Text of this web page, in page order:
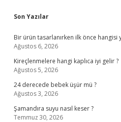
Sidebar
Son Yazılar
Bir ürün tasarlanırken ilk önce hangisi
Ağustos 6, 2026
Kireçlenmelere hangi kaplıca iyi gelir ?
Ağustos 5, 2026
24 derecede bebek üşür mü ?
Ağustos 3, 2026
Şamandıra suyu nasıl keser ?
Temmuz 30, 2026